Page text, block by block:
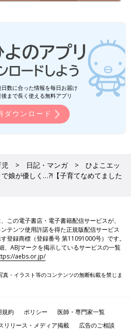
数に合った情報を毎日お届け
まで長く使える無料アプリ
ダウンロード
日記・マンガ
ひよこエッ
娘が優しく…?!【子育てなめてました
この電子書店・電子書籍配信サービスが、
テンツ使用許諾を得た正規版配信サービス
登録商標（登録番号 第11091000号）です。
、ABJマークを掲示しているサービスの一覧
aebs.or.jp/
・イラスト等のコンテンツの無断転載を禁じま
規約 ポリシー
医師・専門家一覧
リリース・メディア掲載 広告のご相談